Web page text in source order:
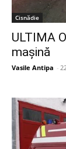
Cisnădie
ULTIMA
mașină
Vasile Antipa -